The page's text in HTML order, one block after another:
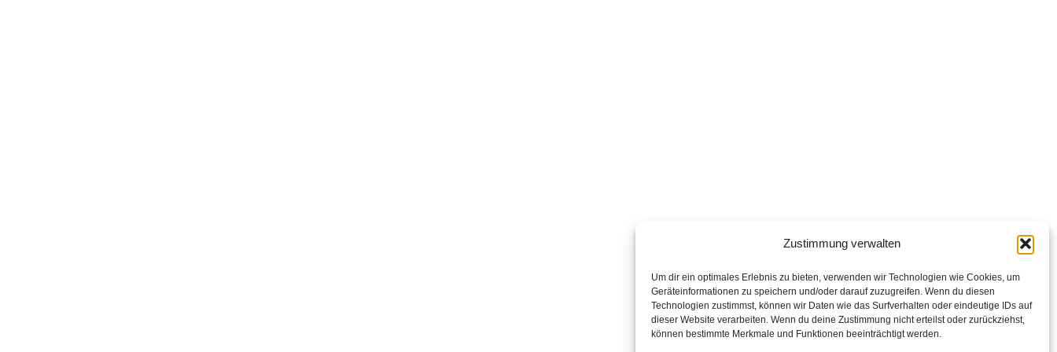
Zustimmung verwalten
Um dir ein optimales Erlebnis zu bieten, verwenden wir Technologien wie Cookies, um
Geräteinformationen zu speichern und/oder darauf zuzugreifen. Wenn du diesen
Technologien zustimmst, können wir Daten wie das Surfverhalten oder eindeutige IDs auf
dieser Website verarbeiten. Wenn du deine Zustimmung nicht erteilst oder zurückziehst,
können bestimmte Merkmale und Funktionen beeinträchtigt werden.